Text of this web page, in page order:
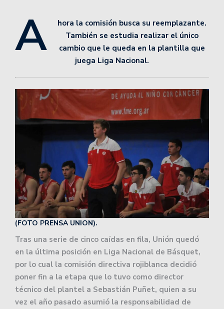
A
hora la comisión busca su reemplazante.
También se estudia realizar el único
cambio que le queda en la plantilla que
juega Liga Nacional.
(FOTO PRENSA UNION).
Tras una serie de cinco caídas en fila, Unión quedó
en la última posición en Liga Nacional de Básquet,
por lo cual la comisión directiva rojiblanca decidió
poner fin a la etapa que lo tuvo como director
técnico del plantel a Sebastián Puñet, quien a su
vez el año pasado asumió la responsabilidad de